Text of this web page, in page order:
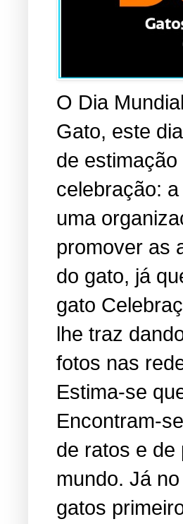
O Dia
Gato, este
de
celebração:
uma
promover as
do gato, já
gato
lhe traz
fotos nas
Estima-se
Encontram-
de ratos e de
mundo. Já
gatos